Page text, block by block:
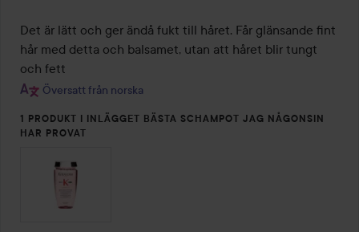
Det är lätt och ger ändå fukt till håret. Får glänsande fint
hår med detta och balsamet, utan att håret blir tungt
och fett
Översatt från norska
1 PRODUKT I INLÄGGET BÄSTA SCHAMPOT JAG NÅGONSIN
HAR PROVAT